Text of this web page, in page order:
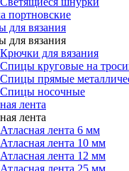
портновские
для вязания
для вязания
Крючки для вязания
Спицы круговые на
Спицы прямые
Спицы носочные
лента
лента
Атласная лента 6 мм
Атласная лента 10 мм
Атласная лента 12 мм
Атласная лента 25 мм